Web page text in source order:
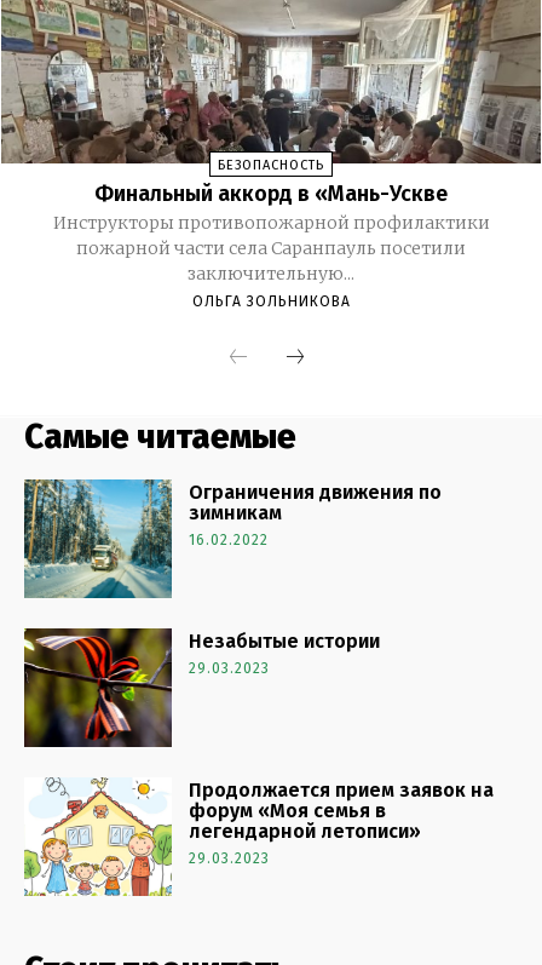
Самые читаемые
Ограничения движения по
зимникам
16.02.2022
Незабытые истории
29.03.2023
Продолжается прием заявок на
форум «Моя семья в
легендарной летописи»
29.03.2023